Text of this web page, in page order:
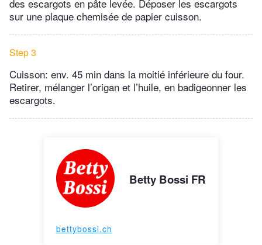
des escargots en pâte levée. Déposer les escargots
sur une plaque chemisée de papier cuisson.
Step 3
Cuisson: env. 45 min dans la moitié inférieure du four.
Retirer, mélanger l’origan et l’huile, en badigeonner les
escargots.
Betty Bossi FR
bettybossi.ch